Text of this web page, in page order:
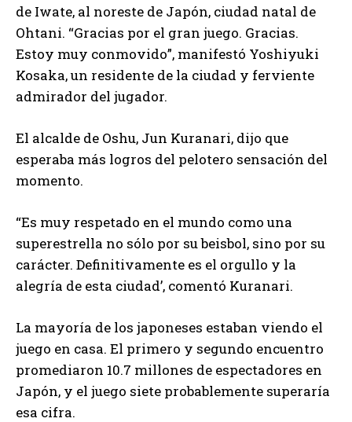
de Iwate, al noreste de Japón, ciudad natal de
Ohtani. “Gracias por el gran juego. Gracias.
Estoy muy conmovido”, manifestó Yoshiyuki
Kosaka, un residente de la ciudad y ferviente
admirador del jugador.
El alcalde de Oshu, Jun Kuranari, dijo que
esperaba más logros del pelotero sensación del
momento.
“Es muy respetado en el mundo como una
superestrella no sólo por su beisbol, sino por su
carácter. Definitivamente es el orgullo y la
alegría de esta ciudad’, comentó Kuranari.
La mayoría de los japoneses estaban viendo el
juego en casa. El primero y segundo encuentro
promediaron 10.7 millones de espectadores en
Japón, y el juego siete probablemente superaría
esa cifra.